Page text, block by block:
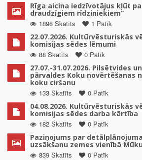
Rīga aicina iedzīvotājus kļūt
draudzīgiem rīdziniekiem”
1898 Skatīts
1 Patīk
22.07.2026. Kultūrvēsturiskās
komisijas sēdes lēmumi
88 Skatīts
0 Patīk
27.07.-31.07.2026. Pilsētvides
pārvaldes Koku novērtēšanas
koku ciršanu
133 Skatīts
0 Patīk
04.08.2026. Kultūrvēsturiskās
komisijas sēdes darba kārtība
182 Skatīts
0 Patīk
Paziņojums par
uzsākšanu zemes vienībā
839 Skatīts
0 Patīk